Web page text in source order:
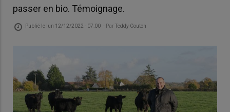
passer en bio. Témoignage.
Publié le lun 12/12/2022 - 07:00 - ParTeddy Couton